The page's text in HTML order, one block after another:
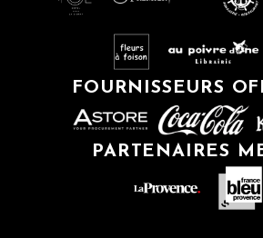
FOURNISSEURS
PARTENAIRES